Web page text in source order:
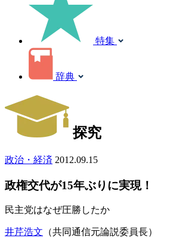
特集
辞典
探究
政治・経済 2012.09.15
政権交代が15年ぶりに実現！
民主党はなぜ圧勝したか
井芹浩文 （共同通信元論説委員長）